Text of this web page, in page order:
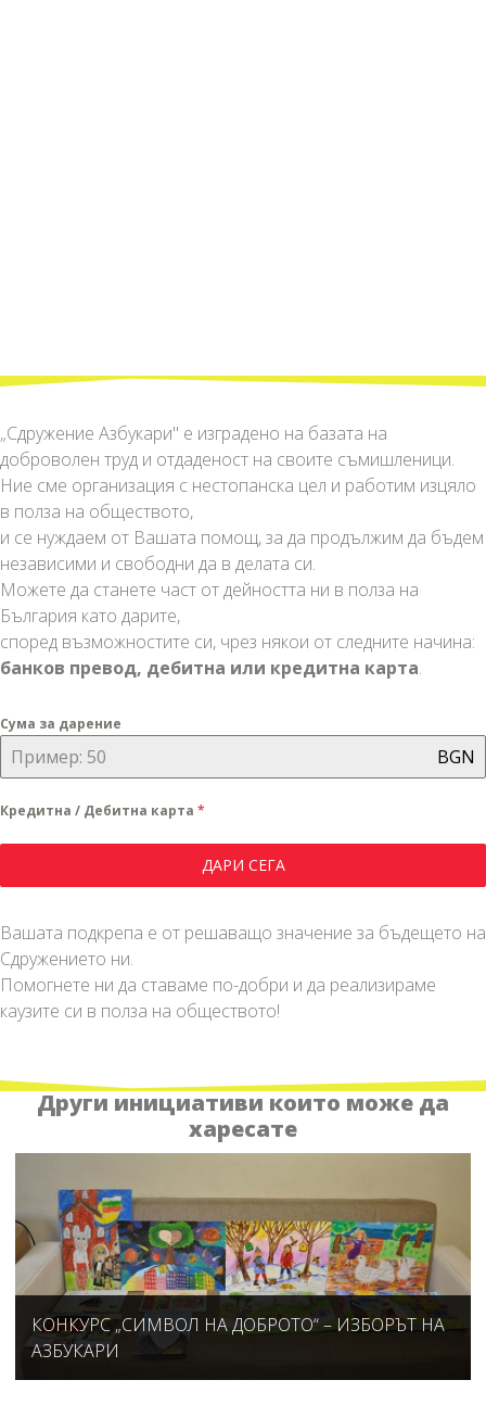
„Сдружение Азбукари" е изградено на базата на
доброволен труд и отдаденост на своите съмишленици.
Ние сме организация с нестопанска цел и работим изцяло
в полза на обществото,
и се нуждаем от Вашата помощ, за да продължим да бъдем
независими и свободни да в делата си.
Можете да станете част от дейността ни в полза на
България като дарите,
според възможностите си, чрез някои от следните начина:
банков превод, дебитна или кредитна карта.
Сума за дарение
BGN
Кредитна / Дебитна карта *
ДАРИ СЕГА
Вашата подкрепа е от решаващо значение за бъдещето на
Сдружението ни.
Помогнете ни да ставаме по-добри и да реализираме
каузите си в полза на обществото!
Други инициативи които може да
харесате
КОНКУРС „СИМВОЛ НА ДОБРОТО“ – ИЗБОРЪТ НА
АЗБУКАРИ